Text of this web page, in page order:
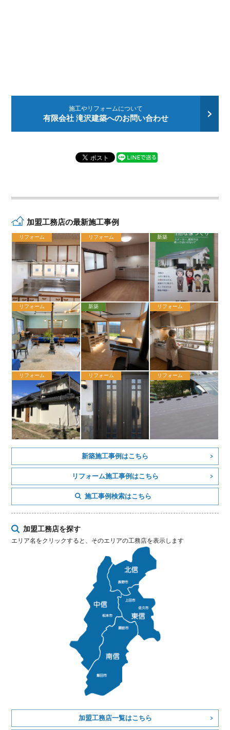
施工やリフォームについて
有限会社 滝沢建築へのお問い合わせ
加盟工務店の最新施工事例
リフォーム リフォーム 新築
リフォーム 新築 リフォーム
リフォーム リフォーム リフォーム
新築施工事例はこちら
リフォーム施工事例はこちら
施工事例検索はこちら
加盟工務店を探す
エリア名をクリックすると、そのエリアの工務店を表示します
加盟工務店一覧はこちら